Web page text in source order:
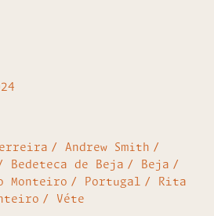
Andrew Smith
Bedeteca de Beja
Beja
Monteiro Portugal
Rita
Véte